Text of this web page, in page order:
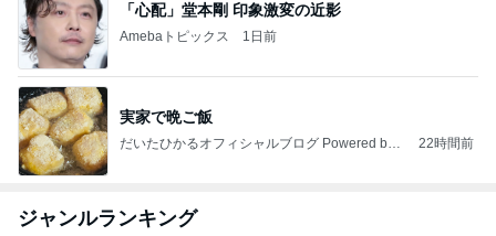
「心配」堂本剛 印象激変の近影
Amebaトピックス 1日前
実家で晩ご飯
だいたひかるオフィシャルブログ Powered by
22時間前
ジャンルランキング